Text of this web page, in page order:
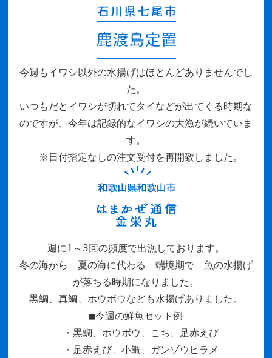
今週もイワシ以外の水揚げはほとんどありませんでし
た。
いつもだとイワシが切れてタイなどが出てくる時期な
のですが、今年は記録的なイワシの大漁が続いていま
す。
※日付指定なしの注文受付を再開致しました。
週に1～3回の頻度で出漁しております。
冬の海から 夏の海に代わる 端境期で 魚の水揚げ
が落ちる時期になりました。
黒鯛、真鯛、ホウボウなども水揚げありました。
■今週の鮮魚セット例
・黒鯛、ホウボウ、こち、足赤えび
・足赤えび、小鯛、ガンゾウヒラメ